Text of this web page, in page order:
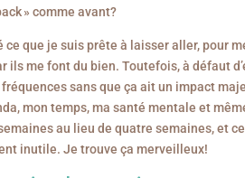
» comme avant?
ce que je suis prête à laisser aller, pour
ils me font du bien. Toutefois, à défaut
sans que ça ait un impact
mon temps, ma santé mentale et
au lieu de quatre semaines, et
inutile. Je trouve ça merveilleux!